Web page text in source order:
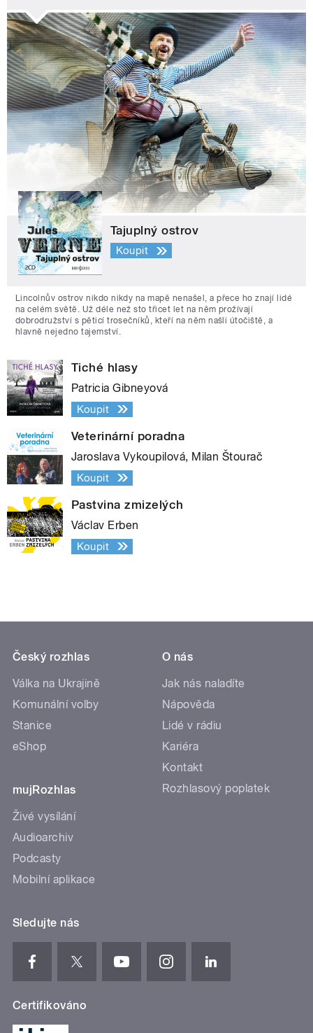
Tajuplný ostrov
Koupit
Lincolnův ostrov nikdo nikdy na mapě nenašel, a přece ho znají lidé
na celém světě. Už déle než sto třicet let na něm prožívají
dobrodružství s pěticí trosečníků, kteří na něm našli útočiště, a
hlavně nejedno tajemství.
Tiché hlasy
Patricia Gibneyová
Koupit
Veterinární poradna
Jaroslava Vykoupilová, Milan Štourač
Koupit
Pastvina zmizelých
Václav Erben
Koupit
Český rozhlas
Válka na Ukrajině
Komunální volby
Stanice
eShop
mujRozhlas
Živé vysílání
Audioarchiv
Podcasty
Mobilní aplikace
O nás
Jak nás naladíte
Nápověda
Lidé v rádiu
Kariéra
Kontakt
Rozhlasový poplatek
Sledujte nás
Certifikováno